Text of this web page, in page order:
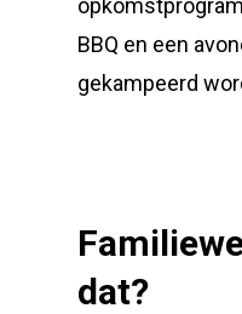
BBQ en een
gekampeerd
dat?